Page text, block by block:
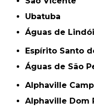
Ubatuba
Águas de
Espírito Santo
Águas de São
Alphaville
Alphaville Dom